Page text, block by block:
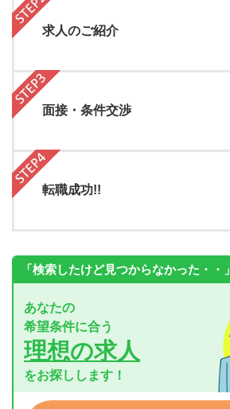
求人のご紹介
面接・条件交渉
転職成功!!
「検索したけど見つからなかった・・」
あなたの
希望条件に合う
理想の求人
をお探しします！